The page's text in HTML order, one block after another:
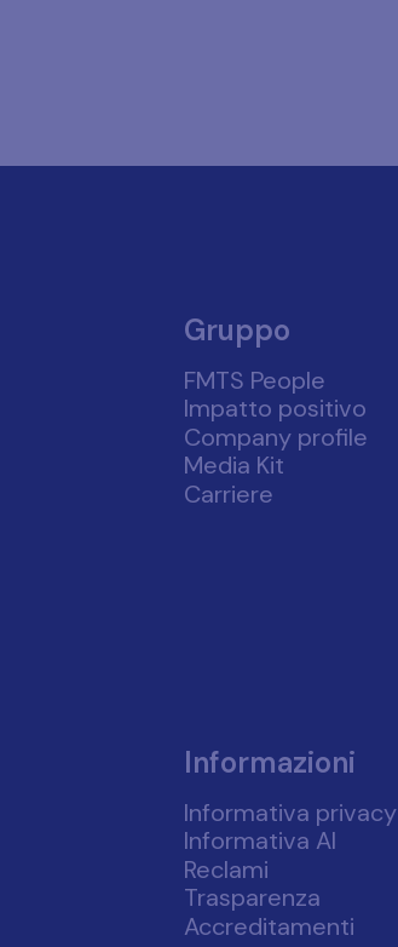
Gruppo
FMTS People
Impatto positivo
Company profile
Media Kit
Carriere
Informazioni
Informativa privacy
Informativa AI
Reclami
Trasparenza
Accreditamenti